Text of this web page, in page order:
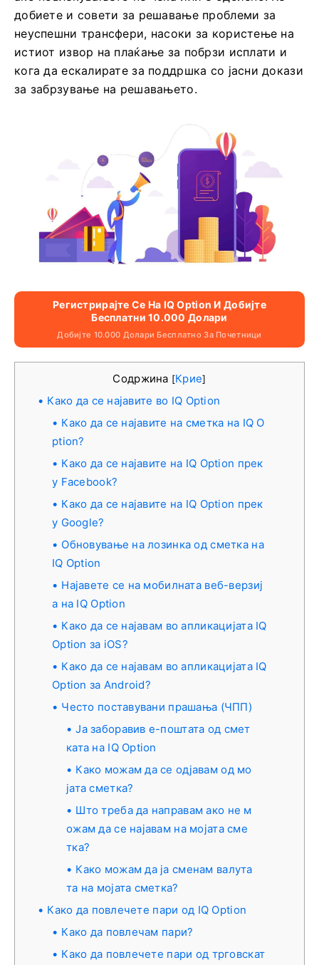
добиете и совети за решавање проблеми за
неуспешни трансфери, насоки за користење на
истиот извор на плаќање за побрзи исплати и
кога да ескалирате за поддршка со јасни докази
за забрзување на решавањето.
Регистрирајте Се На IQ Option И Добијте
Бесплатни 10.000 Долари
Добијте 10.000 Долари Бесплатно За Почетници
Содржина [Крие]
Како да се најавите во IQ Option
Како да се најавите на сметка на IQ O
ption?
Како да се најавите на IQ Option прек
у Facebook?
Како да се најавите на IQ Option прек
у Google?
Обновување на лозинка од сметка на
IQ Option
Најавете се на мобилната веб-верзиј
а на IQ Option
Како да се најавам во апликацијата IQ
Option за iOS?
Како да се најавам во апликацијата IQ
Option за Android?
Често поставувани прашања (ЧПП)
Ја заборавив е-поштата од смет
ката на IQ Option
Како можам да се одјавам од мо
јата сметка?
Што треба да направам ако не м
ожам да се најавам на мојата сме
тка?
Како можам да ја сменам валута
та на мојата сметка?
Како да повлечете пари од IQ Option
Како да повлечам пари?
Како да повлечете пари од трговскат